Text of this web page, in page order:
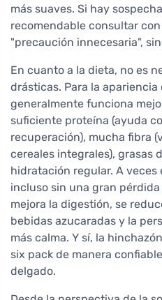
más suaves. Si hay
recomendable consultar
"precaución innecesaria",
En cuanto a la dieta, no es
drásticas. Para la apariencia
generalmente funciona
suficiente proteína (ayuda
recuperación), mucha fibra
cereales integrales), grasas
hidratación regular. A veces
incluso sin una gran
mejora la digestión, se
bebidas azucaradas y la
más calma. Y sí, la
six pack de manera
delgado.